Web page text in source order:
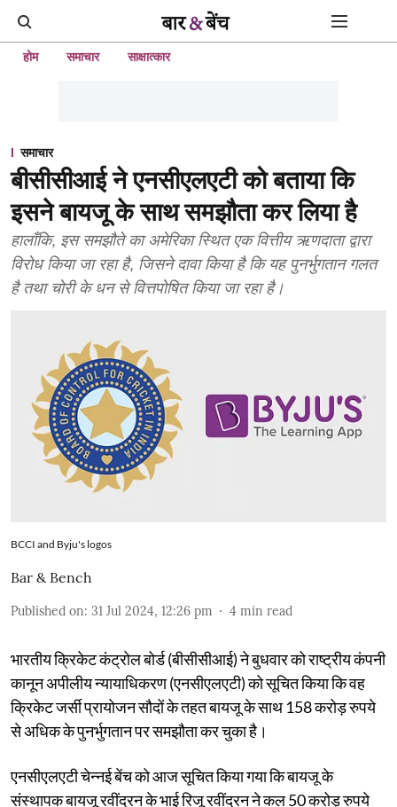
होम समाचार साक्षात्कार
समाचार
बीसीसीआई ने एनसीएलएटी को बताया कि
इसने बायजू के साथ समझौता कर लिया है
हालाँकि, इस समझौते का अमेरिका स्थित एक वित्तीय ऋणदाता द्वारा
विरोध किया जा रहा है, जिसने दावा किया है कि यह पुनर्भुगतान गलत
है तथा चोरी के धन से वित्तपोषित किया जा रहा है।
BCCI and Byju's logos
Bar & Bench
Published on: 31 Jul 2024, 12:26 pm 4 min read
भारतीय क्रिकेट कंट्रोल बोर्ड (बीसीसीआई) ने बुधवार को राष्ट्रीय कंपनी
कानून अपीलीय न्यायाधिकरण (एनसीएलएटी) को सूचित किया कि वह
क्रिकेट जर्सी प्रायोजन सौदों के तहत बायजू के साथ 158 करोड़ रुपये
से अधिक के पुनर्भुगतान पर समझौता कर चुका है।
एनसीएलएटी चेन्नई बेंच को आज सूचित किया गया कि बायजू के
संस्थापक बायजू रवींद्रन के भाई रिजू रवींद्रन ने कल 50 करोड़ रुपये